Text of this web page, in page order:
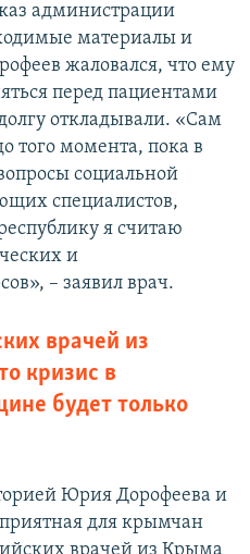
администрации
материалы и
жаловался, что ему
перед пациентами
откладывали. «Сам
того момента, пока в
социальной
специалистов,
я считаю
и
– заявил врач.
врачей из
кризис в
будет только
Юрия Дорофеева и
для крымчан